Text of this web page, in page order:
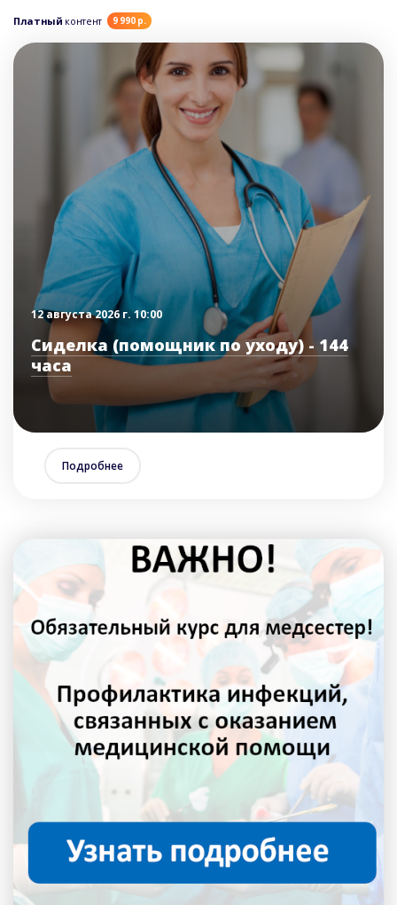
Платный контент 9 990 р.
12 августа 2026 г. 10:00
Сиделка (помощник по уходу) - 144
часа
Подробнее